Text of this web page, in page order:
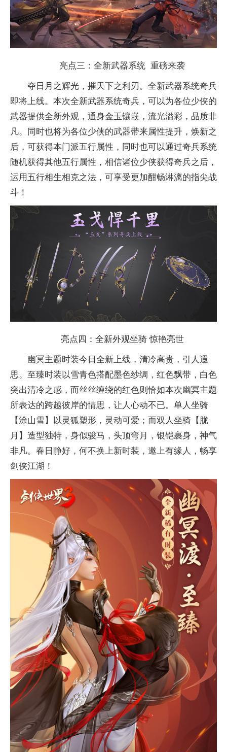
亮点三：全新武器系统 重磅来袭
夺日月之辉光，摧天下之利刃。全新武器系统奇兵
即将上线。本次全新武器系统奇兵，可以为各位少侠的
武器提供全新外观，通身金玉镶嵌，流光溢彩，品质非
凡。同时也将为各位少侠的武器带来属性提升，焕新之
后，可获得本门派五行属性 ，同时也可以通过奇兵系统
随机获得其他五行属性 ，相信诸位少侠获得奇兵之后，
运用五行相生相克之法，可享受更加酣畅淋漓的指尖战
斗！
亮点四：全新外观坐骑 惊艳亮世
幽冥主题时装今日全新上线，清冷高贵，引人遐
思。至臻时装以雪青色搭配墨色纱绸，红色飘带，白色
突出清冷之感，而丝丝缠绕的红色则恰如本次幽冥主题
所表达的跨越彼岸的情思，让人心动不已。单人坐骑
【涂山雪】以灵狐塑形，灵动可爱；而双人坐骑【胧
月】造型独特，身似骏马，头顶弯月，银铠裹身，神气
非凡。春日静好，何不换上新时装，邀上有缘人，畅享
剑侠江湖！